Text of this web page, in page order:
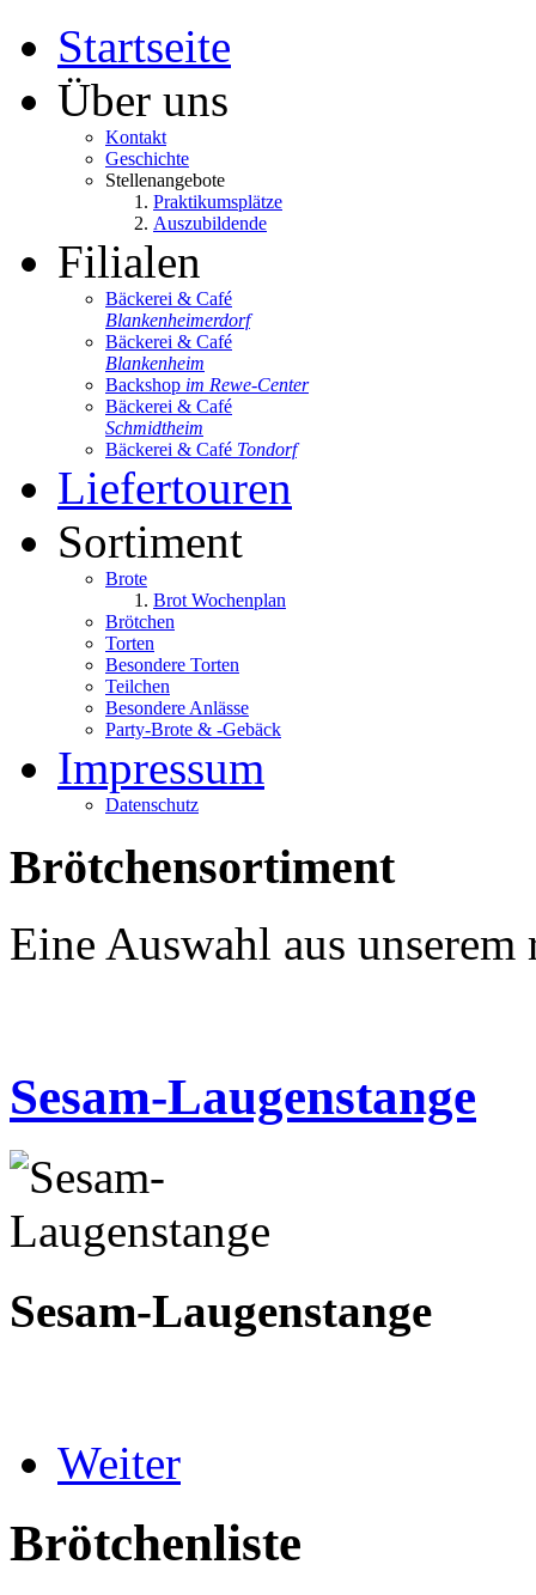
Startseite
Über uns
Kontakt
Geschichte
Stellenangebote
Praktikumsplätze
Auszubildende
Filialen
Bäckerei & Café
Blankenheimerdorf
Bäckerei & Café
Blankenheim
Backshop im Rewe-Center
Bäckerei & Café
Schmidtheim
Bäckerei & Café Tondorf
Liefertouren
Sortiment
Brote
Brot Wochenplan
Brötchen
Torten
Besondere Torten
Teilchen
Besondere Anlässe
Party-Brote & -Gebäck
Impressum
Datenschutz
Brötchensortiment
Eine Auswahl aus
Sesam-Laugenstange
Sesam-Laugenstange
Weiter
Brötchenliste